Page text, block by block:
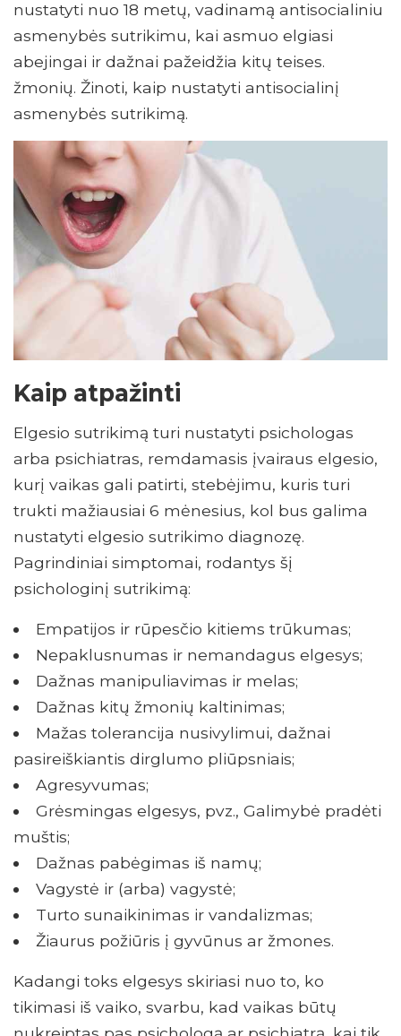
nustatyti nuo 18 metų, vadinamą antisocialiniu
asmenybės sutrikimu, kai asmuo elgiasi
abejingai ir dažnai pažeidžia kitų teises.
žmonių. Žinoti, kaip nustatyti antisocialinį
asmenybės sutrikimą.
Kaip atpažinti
Elgesio sutrikimą turi nustatyti psichologas
arba psichiatras, remdamasis įvairaus elgesio,
kurį vaikas gali patirti, stebėjimu, kuris turi
trukti mažiausiai 6 mėnesius, kol bus galima
nustatyti elgesio sutrikimo diagnozę.
Pagrindiniai simptomai, rodantys šį
psichologinį sutrikimą:
Empatijos ir rūpesčio kitiems trūkumas;
Nepaklusnumas ir nemandagus elgesys;
Dažnas manipuliavimas ir melas;
Dažnas kitų žmonių kaltinimas;
Mažas tolerancija nusivylimui, dažnai
pasireiškiantis dirglumo pliūpsniais;
Agresyvumas;
Grėsmingas elgesys, pvz., Galimybė pradėti
muštis;
Dažnas pabėgimas iš namų;
Vagystė ir (arba) vagystė;
Turto sunaikinimas ir vandalizmas;
Žiaurus požiūris į gyvūnus ar žmones.
Kadangi toks elgesys skiriasi nuo to, ko
tikimasi iš vaiko, svarbu, kad vaikas būtų